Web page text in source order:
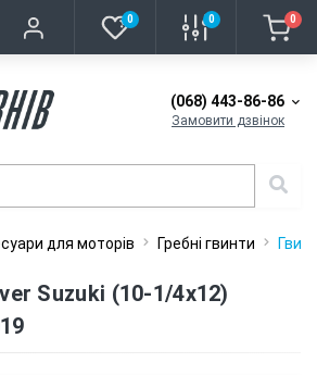
0 0 0
(068) 443-86-86
Замовити дзвінок
для моторів Гребні гвинти
Suzuki (10-1/4x12)